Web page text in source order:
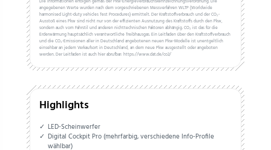
Die Informationen erfolgen gemäß der Pkw-Energieverbrauchskennzeichnungsverordnung. Die
angegebenen Werte wurden nach dem vorgeschriebenen Messverfahren WLTP (Worldwide
harmonised Light-duty vehicles Test Procedures) ermittelt. Der Kraftstoffverbrauch und der CO₂-
Ausstoß eines Pkw sind nicht nur von der effizienten Ausnutzung des Kraftstoffs durch den Pkw,
sondern auch vom Fahrstil und anderen nichttechnischen Faktoren abhängig. CO₂ ist das für die
Erderwärmung hauptsächlich verantwortliche Treibhausgas. Ein Leitfaden über den Kraftstoffverbrauch
und die CO₂-Emissionen aller in Deutschland angebotenen neuen Pkw-Modelle ist unentgeltlich
einsehbar an jedem Verkaufsort in Deutschland, an dem neue Pkw ausgestellt oder angeboten
werden. Der Leitfaden ist auch hier abrufbar: https://www.dat.de/co2/
Highlights
LED-Scheinwerfer
Digital Cockpit Pro (mehrfarbig, verschiedene Info-Profile
wählbar)